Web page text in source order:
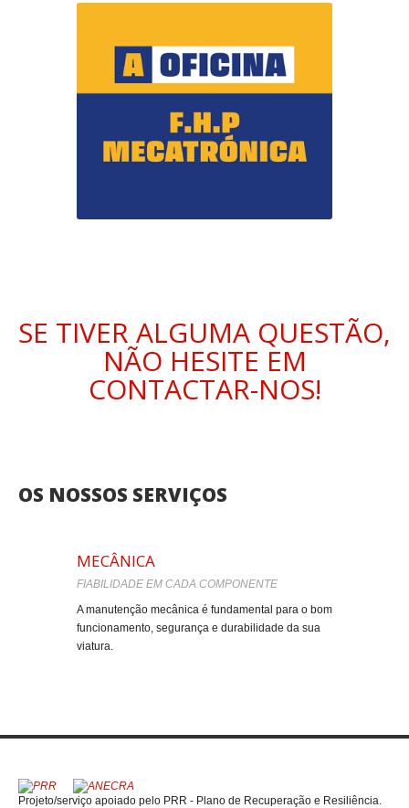
SE TIVER ALGUMA QUESTÃO,
NÃO HESITE EM
CONTACTAR-NOS!
OS NOSSOS SERVIÇOS
MECÂNICA
FIABILIDADE EM CADA COMPONENTE
A manutenção mecânica é fundamental para o bom
funcionamento, segurança e durabilidade da sua
viatura.
Projeto/serviço apoiado pelo PRR - Plano de Recuperação e Resiliência.